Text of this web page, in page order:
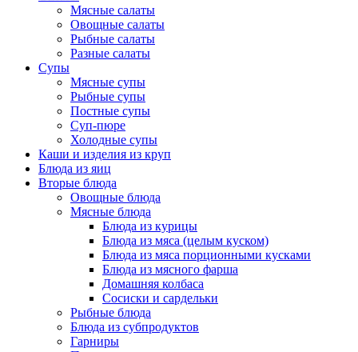
Мясные салаты
Овощные салаты
Рыбные салаты
Разные салаты
Супы
Мясные супы
Рыбные супы
Постные супы
Суп-пюре
Холодные супы
Каши и изделия из круп
Блюда из яиц
Вторые блюда
Овощные блюда
Мясные блюда
Блюда из курицы
Блюда из мяса (целым куском)
Блюда из мяса порционными кусками
Блюда из мясного фарша
Домашняя колбаса
Сосиски и сардельки
Рыбные блюда
Блюда из субпродуктов
Гарниры